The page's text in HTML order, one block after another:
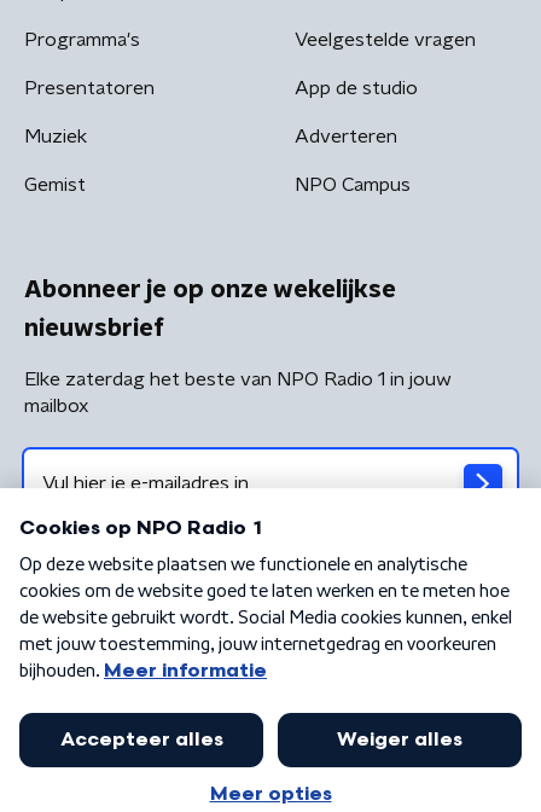
Programma's
Presentatoren
Muziek
Gemist
Veelgestelde vragen
App de studio
Adverteren
NPO Campus
Abonneer je op onze wekelijkse
nieuwsbrief
Elke zaterdag het beste van NPO Radio 1 in jouw
mailbox
Algemene voorwaarden